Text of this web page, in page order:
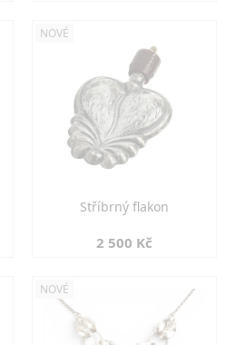
NOVÉ
Stříbrný flakon
2 500 Kč
NOVÉ